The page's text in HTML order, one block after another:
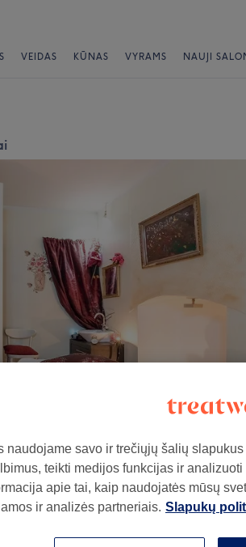
VEIDAS KŪNAS VYRAMS NAUJI
, 01128
naudojame savo ir trečiųjų šalių
teikti medijos funkcijas ir
apie tai, kaip naudojatės mūsų
ir analizės partneriais. Slapukų